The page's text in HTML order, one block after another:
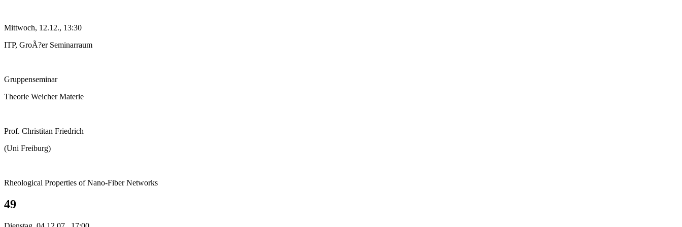
Mittwoch, 12.12., 13:30
ITP, GroÃ?er Seminarraum
Gruppenseminar
Theorie Weicher Materie
Prof. Christitan Friedrich
(Uni Freiburg)
Rheological Properties of Nano-Fiber Networks
49